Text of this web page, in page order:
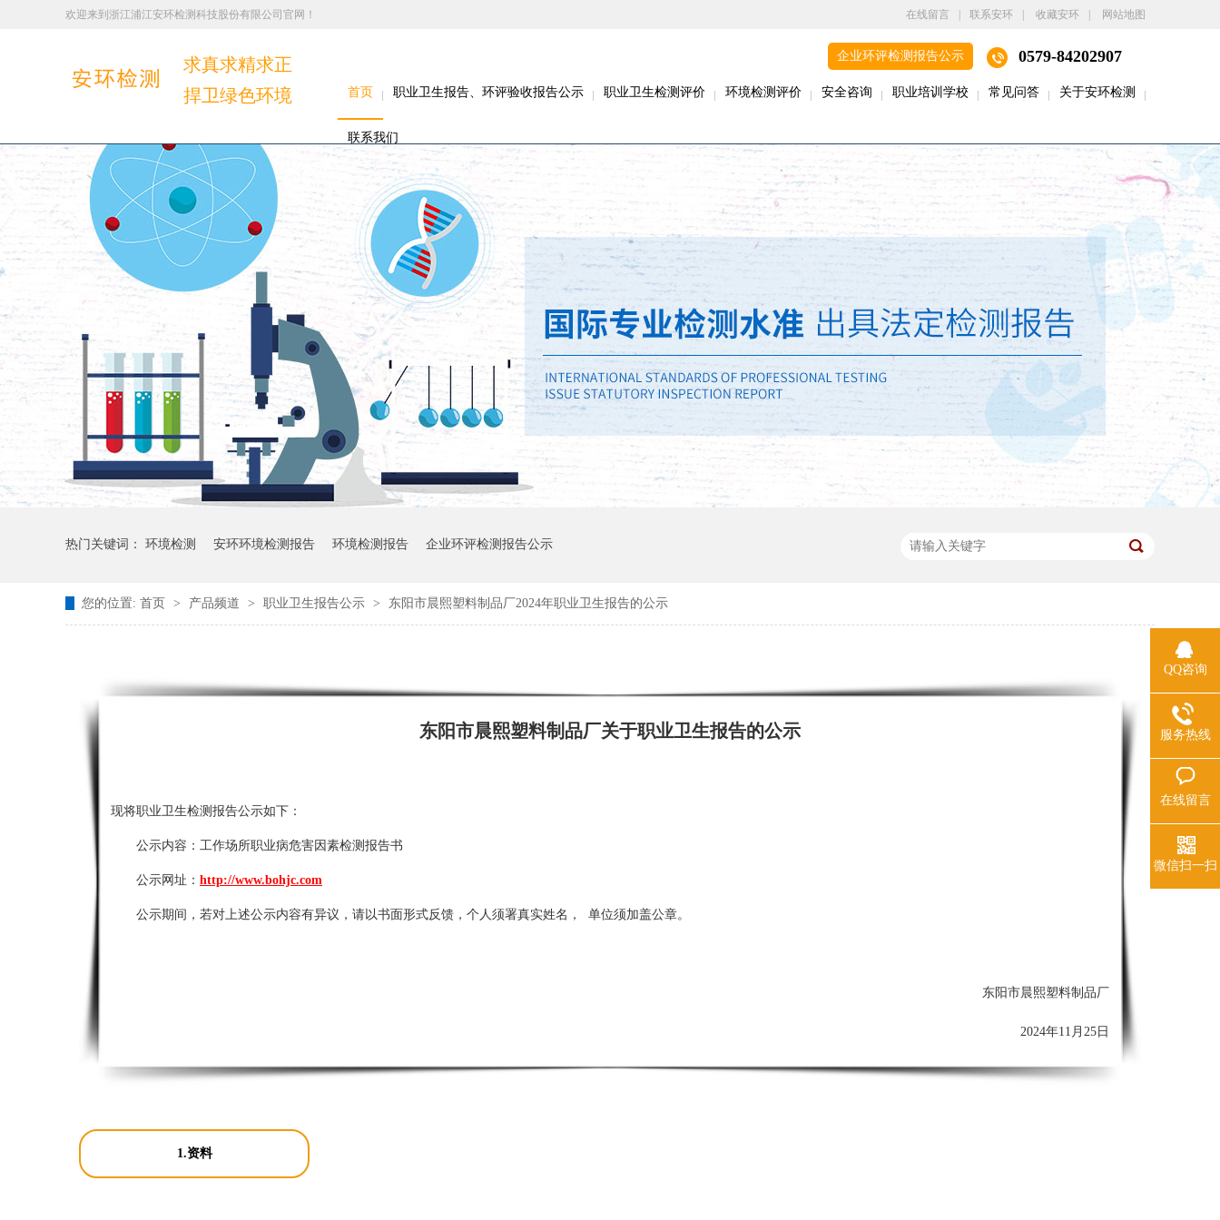
在线留言 联系安环 收藏安环 网站地图
欢迎来到浙江浦江安环检测科技股份有限公司官网！
求真求精求正
捍卫绿色环境
企业环评检测报告公示 0579-84202907
首页 职业卫生报告、环评验收报告公示 职业卫生检测评价 环境检测评价 安全咨询 职业培训学校 常见问答 关于安环检测
联系我们
热门关键词： 环境检测 安环环境检测报告 环境检测报告 企业环评检测报告公示
您的位置: 首页 > 产品频道 > 职业卫生报告公示 > 东阳市晨熙塑料制品厂2024年职业卫生报告的公示
东阳市晨熙塑料制品厂关于职业卫生报告的公示
现将职业卫生检测报告公示如下：
公示内容： 工作场所职业病危害因素检测报告书
公示网址： http://www.bohjc.com
公示期间，若对上述公示内容有异议，请以书面形式反馈，个人须署真实姓名， 单位须加盖公章。
东阳市晨熙塑料制品厂
2024年11月25日
1.资料
QQ咨询
服务热线
在线留言
微信扫一扫